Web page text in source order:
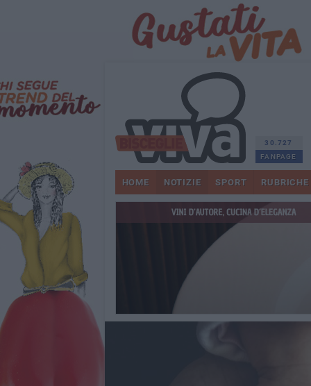
30.727
FANPAGE
HOME NOTIZIE SPORT RUBRICHE